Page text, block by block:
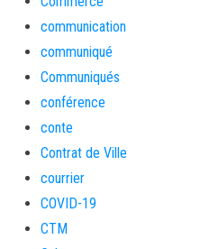
communication
communiqué
Communiqués
conférence
conte
Contrat de Ville
courrier
COVID-19
CTM